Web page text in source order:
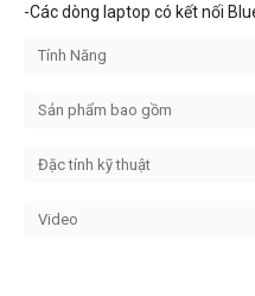
-Các dòng laptop có kết nối
Tính Năng
Sản phẩm bao gồm
Đặc tính kỹ thuật
Video